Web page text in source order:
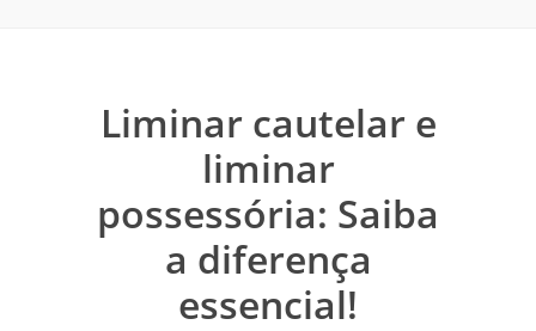
Liminar cautelar e
liminar
possessória: Saiba
a diferença
essencial!